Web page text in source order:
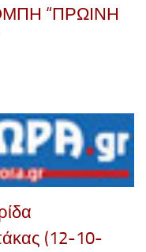
“ΠΡΩΙΝΗ
(12-10-